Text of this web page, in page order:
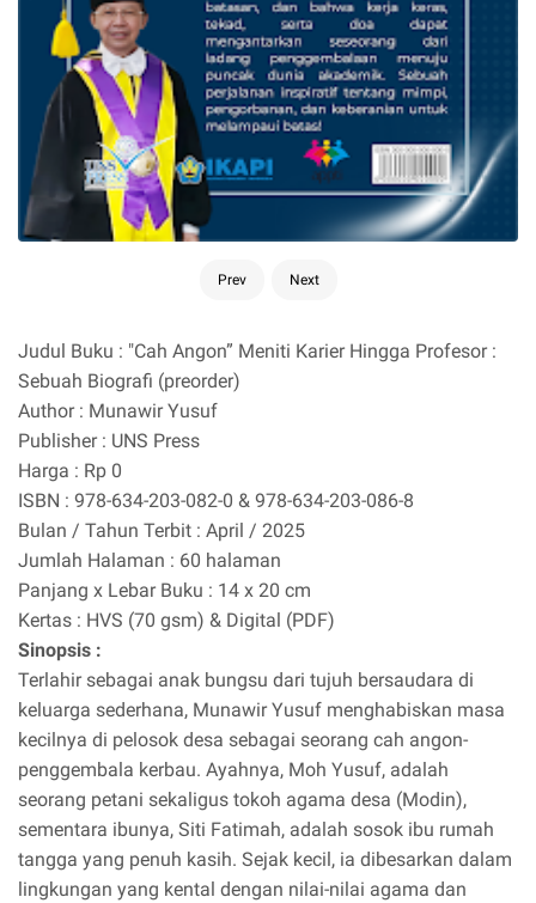
Prev Next
Judul Buku : "Cah Angon” Meniti Karier Hingga Profesor :
Sebuah Biografi (preorder)
Author : Munawir Yusuf
Publisher : UNS Press
Harga : Rp 0
ISBN : 978-634-203-082-0 & 978-634-203-086-8
Bulan / Tahun Terbit : April / 2025
Jumlah Halaman : 60 halaman
Panjang x Lebar Buku : 14 x 20 cm
Kertas : HVS (70 gsm) & Digital (PDF)
Sinopsis :
Terlahir sebagai anak bungsu dari tujuh bersaudara di
keluarga sederhana, Munawir Yusuf menghabiskan masa
kecilnya di pelosok desa sebagai seorang cah angon-
penggembala kerbau. Ayahnya, Moh Yusuf, adalah
seorang petani sekaligus tokoh agama desa (Modin),
sementara ibunya, Siti Fatimah, adalah sosok ibu rumah
tangga yang penuh kasih. Sejak kecil, ia dibesarkan dalam
lingkungan yang kental dengan nilai-nilai agama dan